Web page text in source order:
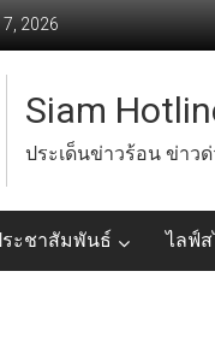
2026
Siam
ประเด็นข่าวร้อน ข่าว
ะชาสัมพันธ์ ไลฟ์